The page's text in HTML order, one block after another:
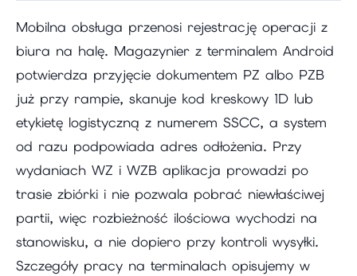
Mobilna obsługa przenosi rejestrację operacji z
biura na halę. Magazynier z terminalem Android
potwierdza przyjęcie dokumentem PZ albo PZB
już przy rampie, skanuje kod kreskowy 1D lub
etykietę logistyczną z numerem SSCC, a system
od razu podpowiada adres odłożenia. Przy
wydaniach WZ i WZB aplikacja prowadzi po
trasie zbiórki i nie pozwala pobrać niewłaściwej
partii, więc rozbieżność ilościowa wychodzi na
stanowisku, a nie dopiero przy kontroli wysyłki.
Szczegóły pracy na terminalach opisujemy w